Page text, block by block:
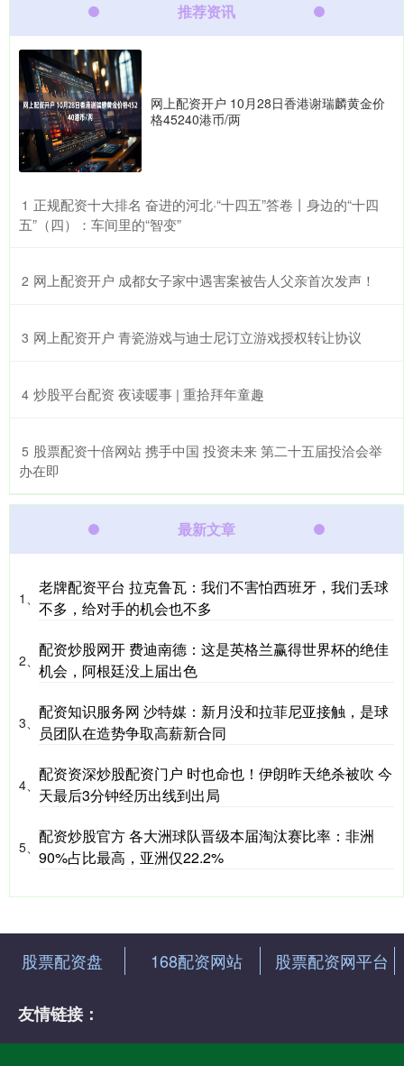
推荐资讯
网上配资开户 10月28日香港谢瑞麟黄金价
格45240港币/两
1 ​正规配资十大排名 奋进的河北·“十四五”答卷丨身边的“十四
五”（四）：车间里的“智变”
2 ​网上配资开户 成都女子家中遇害案被告人父亲首次发声！
3 ​网上配资开户 青瓷游戏与迪士尼订立游戏授权转让协议
4 ​炒股平台配资 夜读暖事 | 重拾拜年童趣
5 ​股票配资十倍网站 携手中国 投资未来 第二十五届投洽会举
办在即
最新文章
1、
老牌配资平台 拉克鲁瓦：我们不害怕西班牙，我们丢球
不多，给对手的机会也不多
2、
配资炒股网开 费迪南德：这是英格兰赢得世界杯的绝佳
机会，阿根廷没上届出色
3、
配资知识服务网 沙特媒：新月没和拉菲尼亚接触，是球
员团队在造势争取高薪新合同
4、
配资资深炒股配资门户 时也命也！伊朗昨天绝杀被吹 今
天最后3分钟经历出线到出局
5、
配资炒股官方 各大洲球队晋级本届淘汰赛比率：非洲
90%占比最高，亚洲仅22.2%
股票配资盘 168配资网站 股票配资网平台
友情链接：